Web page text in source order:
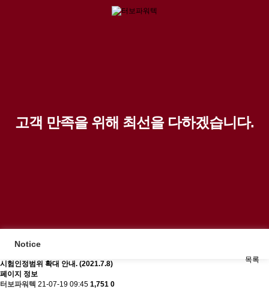
고객 만족을 위해 최선을 다하겠습니다.
Notice
목록
시험인정범위 확대 안내. (2021.7.8)
페이지 정보
터보파워텍 21-07-19 09:45 1,751 0